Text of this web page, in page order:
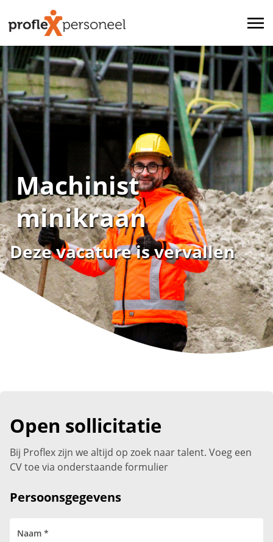
Machinist
minikraan
Deze vacature is vervallen
Open sollicitatie
Bij Proflex zijn we altijd op zoek naar talent. Voeg een
CV toe via onderstaande formulier
Persoonsgegevens